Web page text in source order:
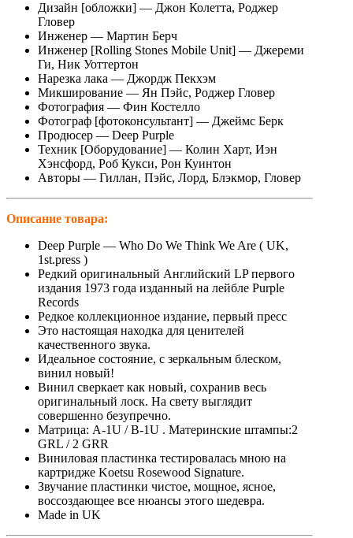
Дизайн [обложки] — Джон Колетта, Роджер
Гловер
Инженер — Мартин Берч
Инженер [Rolling Stones Mobile Unit] — Джереми
Ги, Ник Уоттертон
Нарезка лака — Джордж Пекхэм
Микширование — Ян Пэйс, Роджер Гловер
Фотография — Фин Костелло
Фотограф [фотоконсультант] — Джеймс Берк
Продюсер — Deep Purple
Техник [Оборудование] — Колин Харт, Иэн
Хэнсфорд, Роб Кукси, Рон Куинтон
Авторы — Гиллан, Пэйс, Лорд, Блэкмор, Гловер
Описание товара:
Deep Purple — Who Do We Think We Are ( UK,
1st.press )
Редкий оригинальный Английский LP первого
издания 1973 года изданный на лейбле Purple
Records
Редкое коллекционное издание, первый пресс
Это настоящая находка для ценителей
качественного звука.
Идеальное состояние, с зеркальным блеском,
винил новый!
Винил сверкает как новый, сохранив весь
оригинальный лоск. На свету выглядит
совершенно безупречно.
Матрица: A-1U / B-1U . Материнские штампы:2
GRL / 2 GRR
Виниловая пластинка тестировалась мною на
картридже Koetsu Rosewood Signature.
Звучание пластинки чистое, мощное, ясное,
воссоздающее все нюансы этого шедевра.
Made in UK